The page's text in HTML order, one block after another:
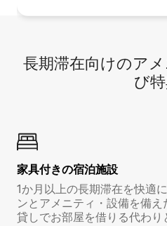
長期滞在向け⁠のア⁠
び
家具付き⁠の宿⁠泊⁠施⁠設
1か月以上の長期滞在を快適
ンとアメニティ・設備を備
貸しでお部屋を借りる代わり